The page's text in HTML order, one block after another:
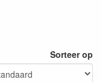
Sorteer op